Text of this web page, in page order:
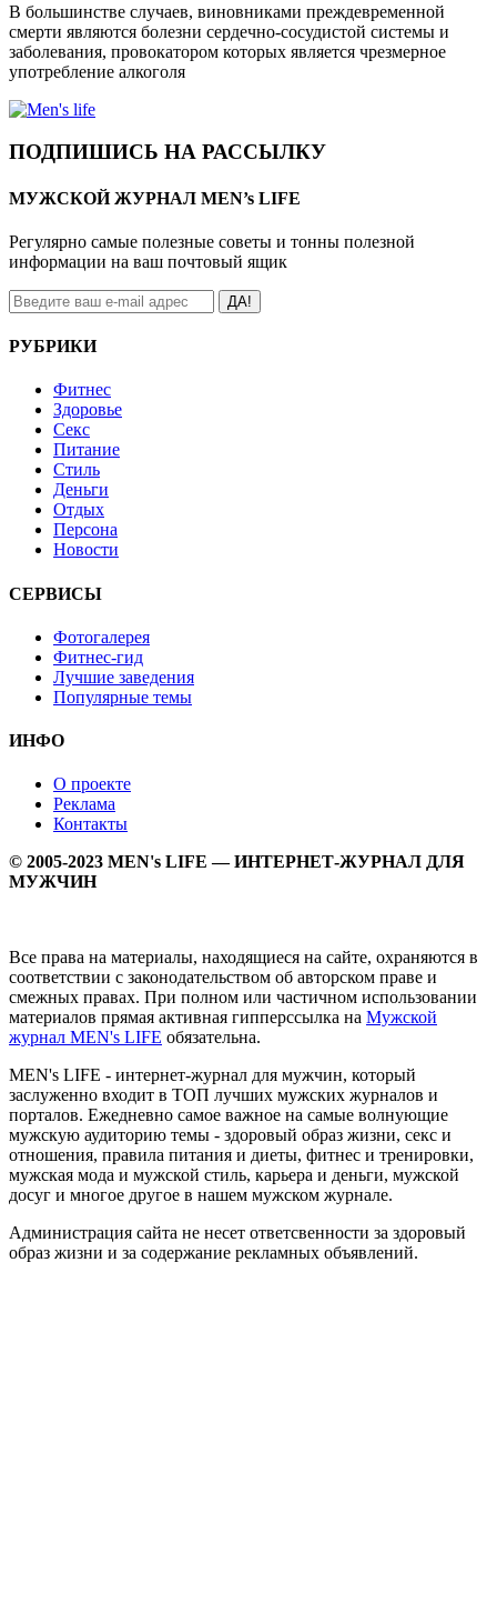
В большинстве случаев, виновниками преждевременной
смерти являются болезни сердечно-сосудистой системы и
заболевания, провокатором которых является чрезмерное
употребление алкоголя
ПОДПИШИСЬ НА РАССЫЛКУ
МУЖСКОЙ ЖУРНАЛ MEN’s LIFE
Регулярно самые полезные советы и тонны полезной
информации на ваш почтовый ящик
ДА!
РУБРИКИ
Фитнес
Здоровье
Секс
Питание
Стиль
Деньги
Отдых
Персона
Новости
СЕРВИСЫ
Фотогалерея
Фитнес-гид
Лучшие заведения
Популярные темы
ИНФО
О проекте
Реклама
Контакты
© 2005-2023 MEN's LIFE — ИНТЕРНЕТ-ЖУРНАЛ ДЛЯ
МУЖЧИН
Все права на материалы, находящиеся на сайте, охраняются в
соответствии с законодательством об авторском праве и
смежных правах. При полном или частичном использовании
материалов прямая активная гипперссылка на Мужской
журнал MEN's LIFE обязательна.
MEN's LIFE - интернет-журнал для мужчин, который
заслуженно входит в ТОП лучших мужских журналов и
порталов. Ежедневно самое важное на самые волнующие
мужскую аудиторию темы - здоровый образ жизни, секс и
отношения, правила питания и диеты, фитнес и тренировки,
мужская мода и мужской стиль, карьера и деньги, мужской
досуг и многое другое в нашем мужском журнале.
Администрация сайта не несет ответсвенности за здоровый
образ жизни и за содержание рекламных объявлений.